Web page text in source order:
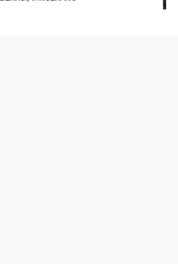
Dll, JAKARTA, BANDUNG, BEKASI,